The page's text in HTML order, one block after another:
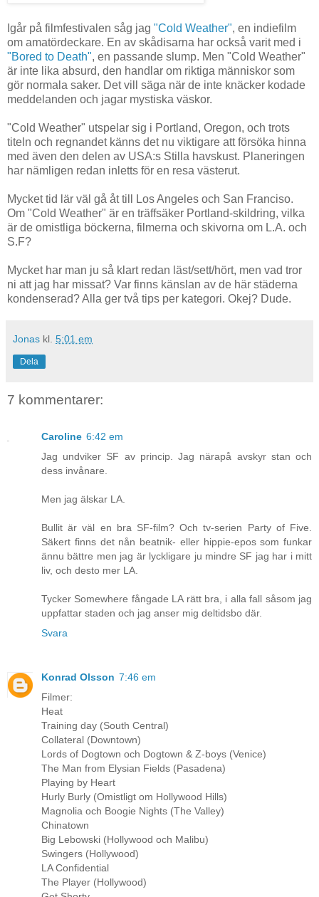
Igår på filmfestivalen såg jag "Cold Weather", en indiefilm
om amatördeckare. En av skådisarna har också varit med i
"Bored to Death", en passande slump. Men "Cold Weather"
är inte lika absurd, den handlar om riktiga människor som
gör normala saker. Det vill säga när de inte knäcker kodade
meddelanden och jagar mystiska väskor.
"Cold Weather" utspelar sig i Portland, Oregon, och trots
titeln och regnandet känns det nu viktigare att försöka hinna
med även den delen av USA:s Stilla havskust. Planeringen
har nämligen redan inletts för en resa västerut.
Mycket tid lär väl gå åt till Los Angeles och San Franciso.
Om "Cold Weather" är en träffsäker Portland-skildring, vilka
är de omistliga böckerna, filmerna och skivorna om L.A. och
S.F?
Mycket har man ju så klart redan läst/sett/hört, men vad tror
ni att jag har missat? Var finns känslan av de här städerna
kondenserad? Alla ger två tips per kategori. Okej? Dude.
Jonas kl. 5:01 em
Dela
7 kommentarer:
Caroline 6:42 em
Jag undviker SF av princip. Jag närapå avskyr stan och
dess invånare.
Men jag älskar LA.
Bullit är väl en bra SF-film? Och tv-serien Party of Five.
Säkert finns det nån beatnik- eller hippie-epos som funkar
ännu bättre men jag är lyckligare ju mindre SF jag har i mitt
liv, och desto mer LA.
Tycker Somewhere fångade LA rätt bra, i alla fall såsom jag
uppfattar staden och jag anser mig deltidsbo där.
Svara
Konrad Olsson 7:46 em
Filmer:
Heat
Training day (South Central)
Collateral (Downtown)
Lords of Dogtown och Dogtown & Z-boys (Venice)
The Man from Elysian Fields (Pasadena)
Playing by Heart
Hurly Burly (Omistligt om Hollywood Hills)
Magnolia och Boogie Nights (The Valley)
Chinatown
Big Lebowski (Hollywood och Malibu)
Swingers (Hollywood)
LA Confidential
The Player (Hollywood)